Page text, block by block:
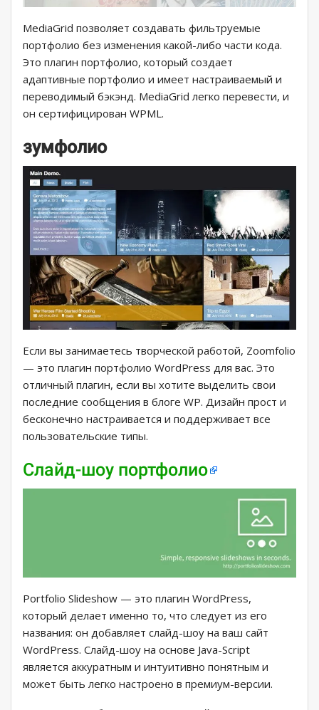
MediaGrid позволяет создавать фильтруемые
портфолио без изменения какой-либо части кода.
Это плагин портфолио, который создает
адаптивные портфолио и имеет настраиваемый и
переводимый бэкэнд. MediaGrid легко перевести, и
он сертифицирован WPML.
зумфолио
Если вы занимаетесь творческой работой, Zoomfolio
— это плагин портфолио WordPress для вас. Это
отличный плагин, если вы хотите выделить свои
последние сообщения в блоге WP. Дизайн прост и
бесконечно настраивается и поддерживает все
пользовательские типы.
Слайд-шоу портфолио
Portfolio Slideshow — это плагин WordPress,
который делает именно то, что следует из его
названия: он добавляет слайд-шоу на ваш сайт
WordPress. Слайд-шоу на основе Java-Script
является аккуратным и интуитивно понятным и
может быть легко настроено в премиум-версии.